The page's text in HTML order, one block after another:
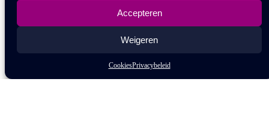
Accepteren
Weigeren
CookiesPrivacybeleid